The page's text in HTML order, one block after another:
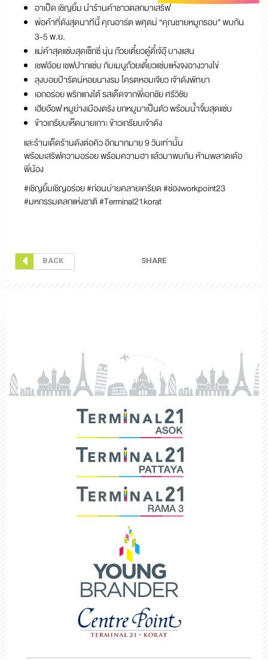
อาเป็ด เชิญยิ้ม นำร้านค้าชาวตลกมาเสริฟ
พ่อค้าที่ดังสุดนาทีนี้ คุณอาร์ต พศุตม์ “คุณชายหมูกรอบ” พบกัน
3-5 พ.ย.
แม่ค้าสุดแซ่บสุดเซ็กซี่ นุ่น ก๊วยเตี๋ยวดู๋ดี๋เจ้อุ๊ บางแสน
เชฟอ้อย เชฟปากแซ่บ กับเมนูก๊วยเตี๋ยวแซ่บแห้งจงอางวางไข่
ลุงบอยป้ารัตน์หอยนางรม โครตหอมเจียว เจ้าดังพัทยา
เอกอร่อย พริกแกงใต้ รสเด็ดจากพี่เอกชัย ศรีวิชัย
เฮียอ๊อฟ หมูย่างเมืองตรัง ยกหมูมาเป็นตัว พร้อมน้ำจิ้มสุดแซ่บ
ข้าวเกรียบเห็ดนายเกาะ ข้าวเกรียบเจ้าดัง
และร้านเด็ดร้านดังต่อคิว อีกมากมาย 9 วันเท่านั้น
พร้อมเสริฟความอร่อย พร้อมความฮา แล้วมาพบกัน ห้ามพลาดเด้อ
พี่น้อง
#เชิญยิ้มเชิญอร่อย #ก่อนบ่ายคลายเครียด #ช่องworkpoint23
#มหกรรมตลกแห่งชาติ #Terminal21korat
BACK SHARE